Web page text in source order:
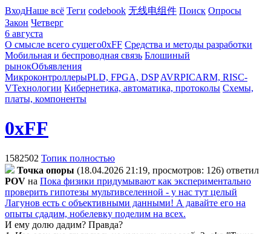
ВходНаше всё Теги codebook 无线电组件 Поиск Опросы
Закон Четверг
6 августа
О смысле всего сущего0xFF Средства и методы разработки
Мобильная и беспроводная связь Блошиный
рынокОбъявления
МикроконтроллерыPLD, FPGA, DSP AVRPICARM, RISC-
VТехнологии Кибернетика, автоматика, протоколы Схемы,
платы, компоненты
0xFF
1582502 Топик полностью
Toчкa oпopы (18.04.2026 21:19, просмотров: 126) ответил
POV на Пока физики придумывают как экспериментально
проверить гипотезы мультивселенной - у нас тут целый
Лагунов есть с объективными данными! А давайте его на
опыты сдадим, нобелевку поделим на всех.
И ему долю дадим? Правда?